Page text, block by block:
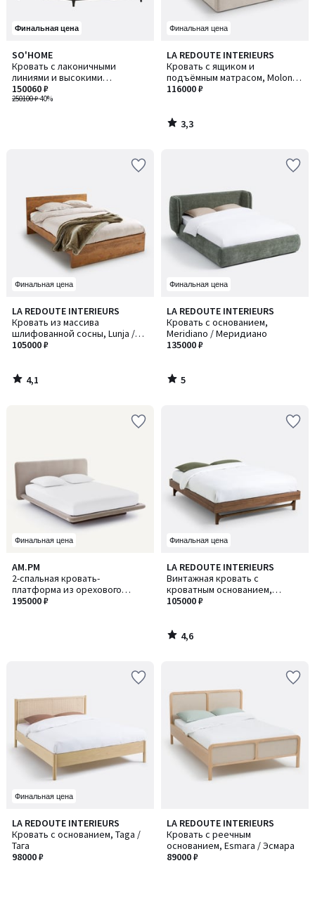
Финальная цена
SO'HOME
Кровать с лаконичными
линиями и высокими
деревянными опорами
250100 ₽-40%
150060 ₽
Финальная цена
LA REDOUTE INTERIEURS
Кровать с ящиком и
подъёмным матрасом, Molona /
Молона
116000 ₽
3,3
/ 5
3,3
/
Финальная цена
LA REDOUTE INTERIEURS
Кровать из массива
шлифованной сосны, Lunja /
Лунйа
105000 ₽
4,1
/ 5
4,1
/
Финальная цена
LA REDOUTE INTERIEURS
Кровать с основанием,
Meridiano / Меридиано
135000 ₽
5
/
5
5
/
Финальная цена
AM.PM
2-спальная кровать-
платформа из орехового
дерева в велюровой обивке,
195000 ₽
Финальная цена
LA REDOUTE INTERIEURS
Винтажная кровать с
кроватным основанием,
LARSEN / ЛАРСЕН
105000 ₽
4,6
/ 5
4,6
/
Финальная цена
LA REDOUTE INTERIEURS
Кровать с основанием, Taga /
Тага
98000 ₽
LA REDOUTE INTERIEURS
Кровать с реечным
основанием, Esmara / Эсмара
89000 ₽